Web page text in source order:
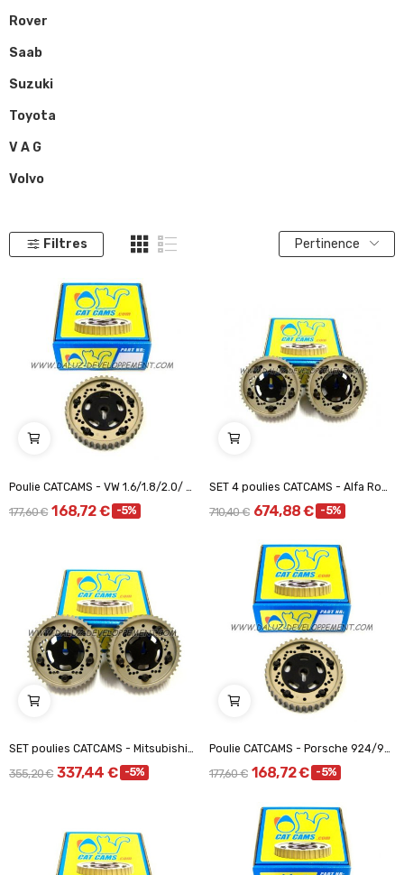
Rover
Saab
Suzuki
Toyota
V A G
Volvo
Filtres Pertinence
Poulie CATCAMS - VW 1.6/1.8/2.0/ 8V
177,60 € 168,72 € -5%
SET 4 poulies CATCAMS - Alfa Roméo V6 / 24 S
710,40 € 674,88 € -5%
SET poulies CATCAMS - Mitsubishi 2.0-16V
355,20 € 337,44 € -5%
Poulie CATCAMS - Porsche 924/924 Turbo 2.0L /...
177,60 € 168,72 € -5%